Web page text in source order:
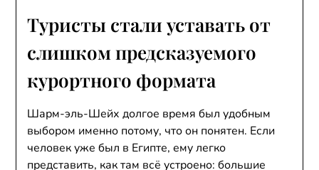
Туристы стали уставать от
слишком предсказуемого
курортного формата
Шарм-эль-Шейх долгое время был удобным
выбором именно потому, что он понятен. Если
человек уже был в Египте, ему легко
представить, как там всё устроено: большие